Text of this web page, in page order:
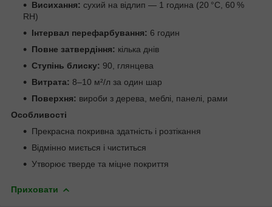
Висихання: сухий на відлип — 1 година (20 °C, 60 %
RH)
Інтервал перефарбування: 6 годин
Повне затвердіння: кілька днів
Ступінь блиску: 90, глянцева
Витрата: 8–10 м²/л за один шар
Поверхня: вироби з дерева, меблі, панелі, рами
Особливості
Прекрасна покривна здатність і розтікання
Відмінно миється і чиститься
Утворює тверде та міцне покриття
Приховати